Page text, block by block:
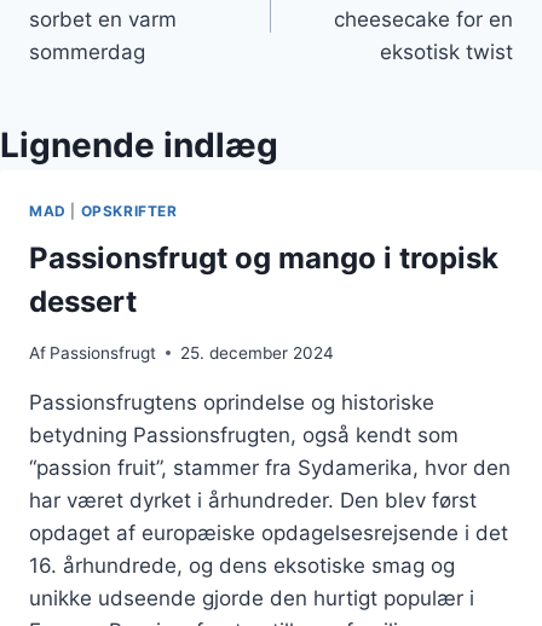
sorbet en varm
sommerdag
cheesecake for en
eksotisk twist
Lignende indlæg
MAD OPSKRIFTER
Passionsfrugt og mango i tropisk
dessert
Af Passionsfrugt 25. december 2024
Passionsfrugtens oprindelse og historiske
betydning Passionsfrugten, også kendt som
“passion fruit”, stammer fra Sydamerika, hvor den
har været dyrket i århundreder. Den blev først
opdaget af europæiske opdagelsesrejsende i det
16. århundrede, og dens eksotiske smag og
unikke udseende gjorde den hurtigt populær i